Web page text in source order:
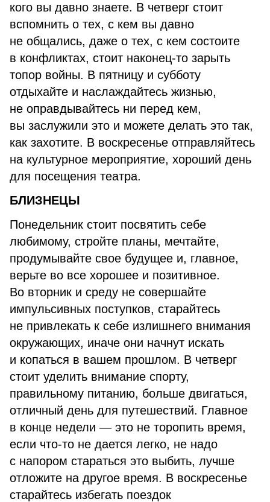
кого вы давно знаете. В четверг стоит
вспомнить о тех, с кем вы давно
не общались, даже о тех, с кем состоите
в конфликтах, стоит наконец-то зарыть
топор войны. В пятницу и субботу
отдыхайте и наслаждайтесь жизнью,
не оправдывайтесь ни перед кем,
вы заслужили это и можете делать это так,
как захотите. В воскресенье отправляйтесь
на культурное мероприятие, хороший день
для посещения театра.
БЛИЗНЕЦЫ
Понедельник стоит посвятить себе
любимому, стройте планы, мечтайте,
продумывайте свое будущее и, главное,
верьте во все хорошее и позитивное.
Во вторник и среду не совершайте
импульсивных поступков, старайтесь
не привлекать к себе излишнего внимания
окружающих, иначе они начнут искать
и копаться в вашем прошлом. В четверг
стоит уделить внимание спорту,
правильному питанию, больше двигаться,
отличный день для путешествий. Главное
в конце недели — это не торопить время,
если что-то не дается легко, не надо
с напором стараться это выбить, лучше
отложите на другое время. В воскресенье
старайтесь избегать поездок